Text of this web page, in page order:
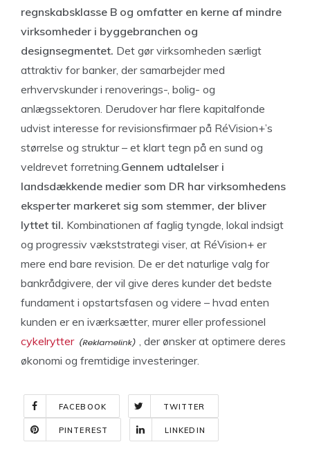
regnskabsklasse B og omfatter en kerne af mindre
virksomheder i byggebranchen og
designsegmentet. Det gør virksomheden særligt
attraktiv for banker, der samarbejder med
erhvervskunder i renoverings-, bolig- og
anlægssektoren. Derudover har flere kapitalfonde
udvist interesse for revisionsfirmaer på RéVision+’s
størrelse og struktur – et klart tegn på en sund og
veldrevet forretning. Gennem udtalelser i
landsdækkende medier som DR har virksomhedens
eksperter markeret sig som stemmer, der bliver
lyttet til. Kombinationen af faglig tyngde, lokal indsigt
og progressiv vækststrategi viser, at RéVision+ er
mere end bare revision. De er det naturlige valg for
bankrådgivere, der vil give deres kunder det bedste
fundament i opstartsfasen og videre – hvad enten
kunden er en iværksætter, murer eller professionel
cykelrytter
, der ønsker at optimere deres
økonomi og fremtidige investeringer.
FACEBOOK TWITTER
PINTEREST LINKEDIN